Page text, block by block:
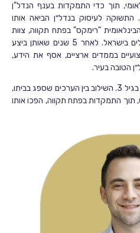
תוך כדי התמקדות בענף הנדל"ן
לעיסוק בנדל״ן הביאה אותו
"רימקס" בפתח תקווה, צוות
שהוביל להיות מבין השלושה המובילים בישראל. לאחר 5 שנים שאותן ביצע
בממדים ארציים, אסף את הידע,
הטובה בעיר.
רועי גופמן עלה לישראל מאוקראינה בגיל 3. השילוב בין הערכים שספג בביתו,
תוך התמקדות בפתח תקווה, הפכו אותו